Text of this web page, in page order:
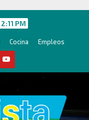
2:11 PM
Cocina Empleos